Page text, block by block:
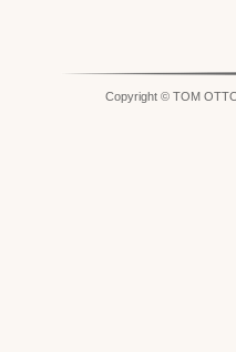
Copyright © TOM